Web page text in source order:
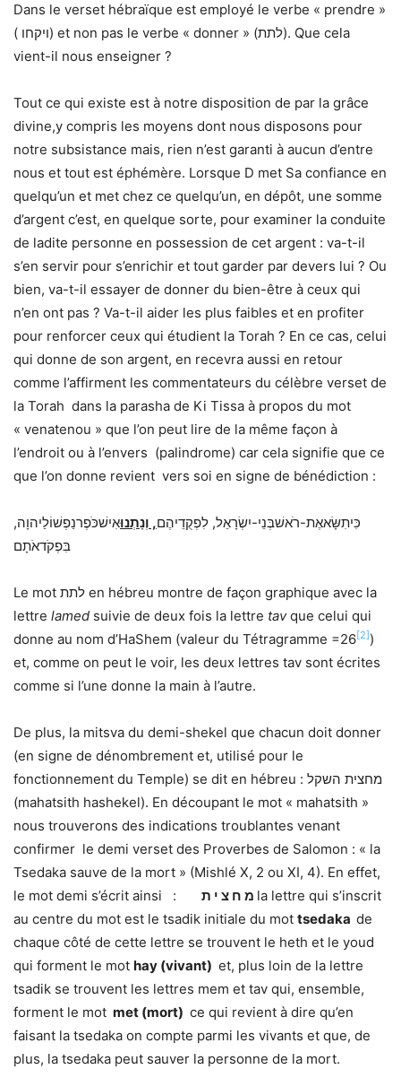
Dans le verset hébraïque est employé le verbe « prendre »
( ויקחו) et non pas le verbe « donner » (לתת). Que cela
vient-il nous enseigner ?
Tout ce qui existe est à notre disposition de par la grâce
divine,y compris les moyens dont nous disposons pour
notre subsistance mais, rien n’est garanti à aucun d’entre
nous et tout est éphémère. Lorsque D met Sa confiance en
quelqu’un et met chez ce quelqu’un, en dépôt, une somme
d’argent c’est, en quelque sorte, pour examiner la conduite
de ladite personne en possession de cet argent : va-t-il
s’en servir pour s’enrichir et tout garder par devers lui ? Ou
bien, va-t-il essayer de donner du bien-être à ceux qui
n’en ont pas ? Va-t-il aider les plus faibles et en profiter
pour renforcer ceux qui étudient la Torah ? En ce cas, celui
qui donne de son argent, en recevra aussi en retour
comme l’affirment les commentateurs du célèbre verset de
la Torah dans la parasha de Ki Tissa à propos du mot
« venatenou » que l’on peut lire de la même façon à
l’endroit ou à l’envers (palindrome) car cela signifie que ce
que l’on donne revient vers soi en signe de bénédiction :
כִּיתִשָּׂאאֶת-רֹאשׁבְּנֵי-יִשְׂרָאֵל, לִפְקֻדֵיהֶם, וְנָתְנוּאִישׁכֹּפֶרנַפְשׁוֹלַיהוָה,
בִּפְקֹדאֹתָם
Le mot לתת en hébreu montre de façon graphique avec la
lettre lamed suivie de deux fois la lettre tavque celui qui
donne au nom d’HaShem (valeur du Tétragramme =26[2] )
et, comme on peut le voir, les deux lettres tav sont écrites
comme si l’une donne la main à l’autre.
De plus, la mitsva du demi-shekel que chacun doit donner
(en signe de dénombrement et, utilisé pour le
fonctionnement du Temple) se dit en hébreu : מחצית השקל
(mahatsith hashekel). En découpant le mot « mahatsith »
nous trouverons des indications troublantes venant
confirmer le demi verset des Proverbes de Salomon : « la
Tsedaka sauve de la mort » (Mishlé X, 2 ou XI, 4). En effet,
le mot demi s’écrit ainsi :
la lettre qui s’inscrit
au centre du mot est le tsadik initiale du mot tsedaka de
chaque côté de cette lettre se trouvent le heth et le youd
qui forment le mot hay (vivant) et, plus loin de la lettre
tsadik se trouvent les lettres mem et tav qui, ensemble,
forment le mot met (mort) ce qui revient à dire qu’en
faisant la tsedaka on compte parmi les vivants et que, de
plus, la tsedaka peut sauver la personne de la mort.